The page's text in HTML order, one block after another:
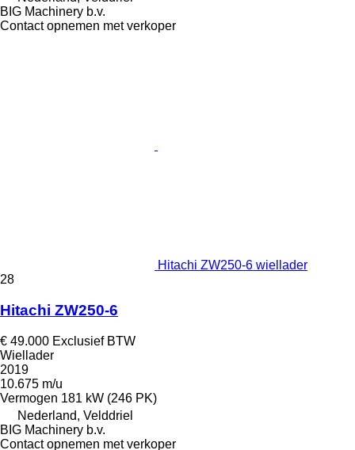
BIG Machinery b.v.
Contact opnemen met verkoper
Hitachi ZW250-6 wiellader
28
Hitachi ZW250-6
€ 49.000 Exclusief BTW
Wiellader
2019
10.675 m/u
Vermogen 181 kW (246 PK)
Nederland, Velddriel
BIG Machinery b.v.
Contact opnemen met verkoper